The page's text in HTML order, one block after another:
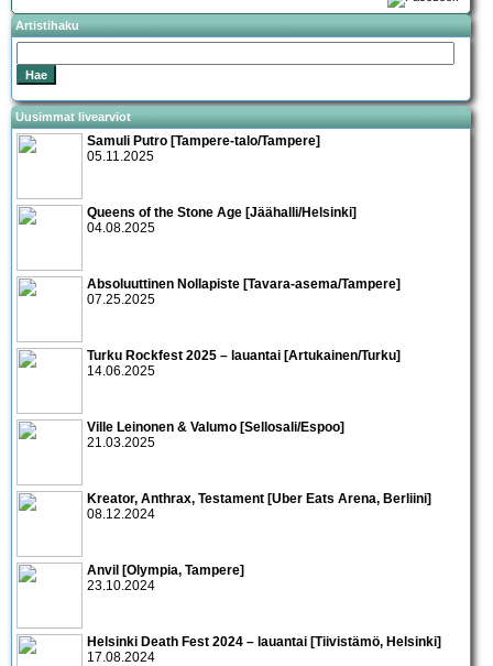
Artistihaku
Uusimmat livearviot
Samuli Putro [Tampere-talo/Tampere]
05.11.2025
Queens of the Stone Age [Jäähalli/Helsinki]
04.08.2025
Absoluuttinen Nollapiste [Tavara-asema/Tampere]
07.25.2025
Turku Rockfest 2025 – lauantai [Artukainen/Turku]
14.06.2025
Ville Leinonen & Valumo [Sellosali/Espoo]
21.03.2025
Kreator, Anthrax, Testament [Uber Eats Arena, Berliini]
08.12.2024
Anvil [Olympia, Tampere]
23.10.2024
Helsinki Death Fest 2024 – lauantai [Tiivistämö, Helsinki]
17.08.2024